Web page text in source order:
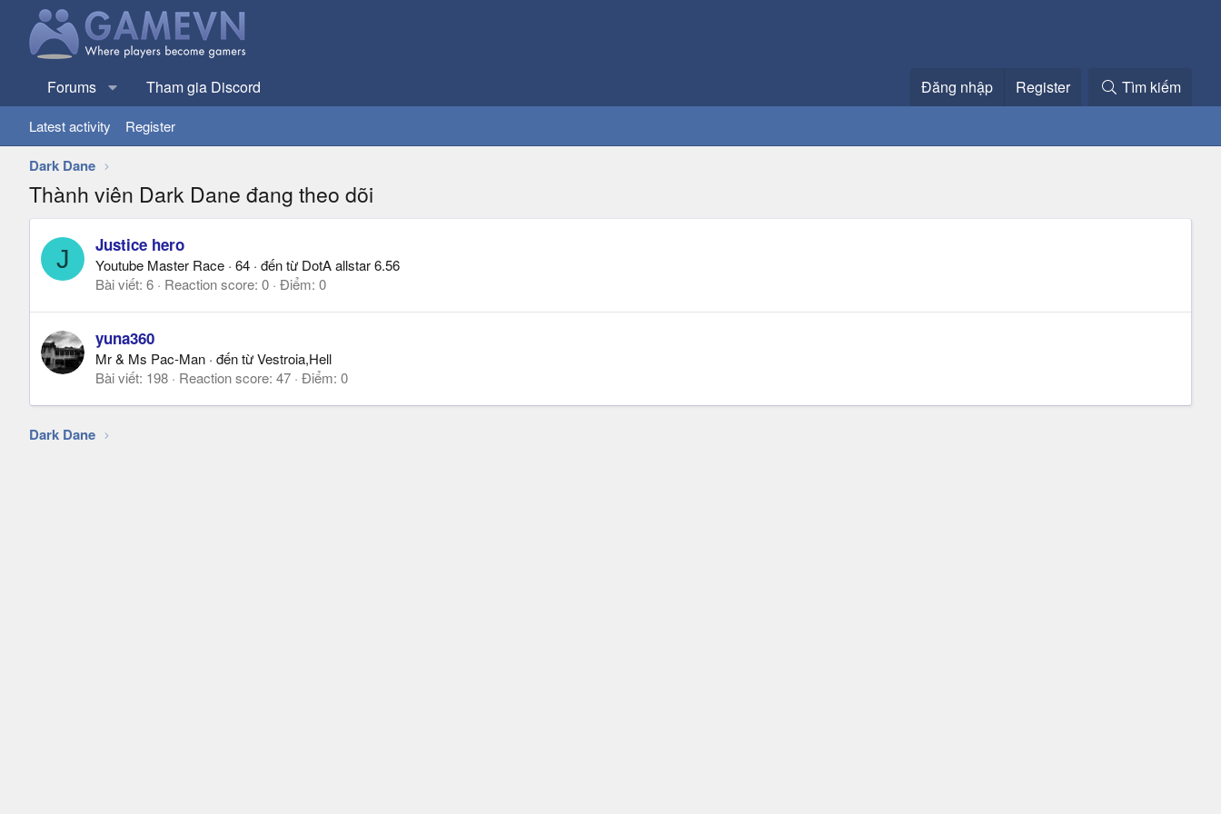
Forums Tham gia Discord Đăng nhập Register Tìm kiếm
Latest activity Register
Dark Dane
Thành viên Dark Dane đang theo dõi
J Justice hero
Youtube Master Race · 64 · đến từ DotA allstar 6.56
Bài viết 6 Reaction score 0 Điểm 0
yuna360
Mr & Ms Pac-Man · đến từVestroia,Hell
Bài viết 198 Reaction score 47 Điểm 0
Dark Dane